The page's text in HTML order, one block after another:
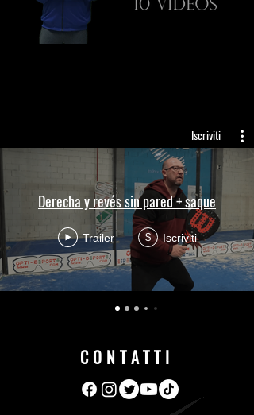
Iscriviti
Derecha y revés sin pared + saque
Trailer $ Iscriviti
CONTATTI